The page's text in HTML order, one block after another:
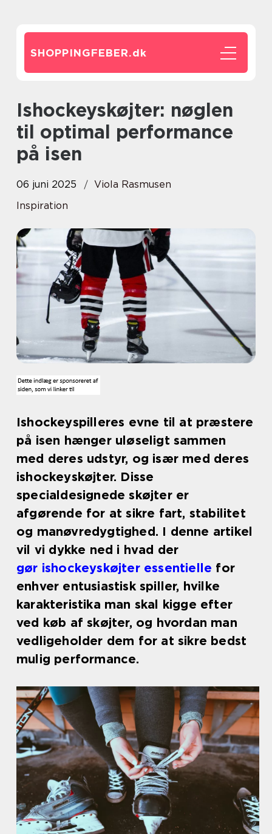
SHOPPINGFEBER.dk
Ishockeyskøjter: nøglen
til optimal performance
på isen
06 juni 2025
Viola Rasmusen
Inspiration
Ishockeyspilleres evne til at præstere
på isen hænger uløseligt sammen
med deres udstyr, og især med deres
ishockeyskøjter. Disse
specialdesignede skøjter er
afgørende for at sikre fart, stabilitet
og manøvredygtighed. I denne artikel
vil vi dykke ned i hvad der
gør ishockeyskøjter essentielle for
enhver entusiastisk spiller, hvilke
karakteristika man skal kigge efter
ved køb af skøjter, og hvordan man
vedligeholder dem for at sikre bedst
mulig performance.